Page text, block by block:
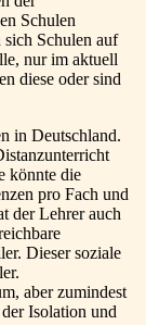
Schulen
Schulen auf
nur im aktuell
diese oder sind
in Deutschland.
könnte die
pro Fach und
der Lehrer auch
Dieser soziale
aber zumindest
Isolation und